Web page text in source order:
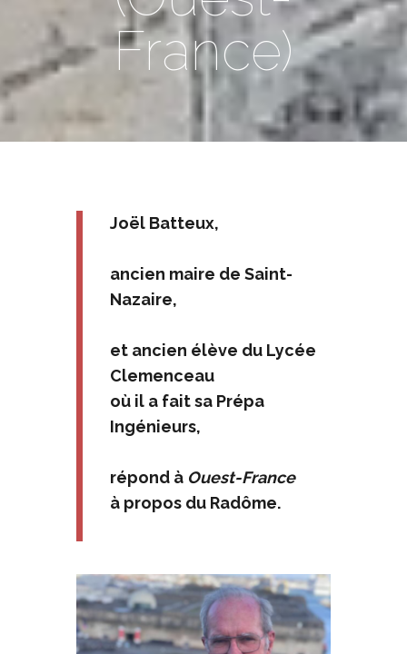
France)
Joël Batteux,
ancien maire de Saint-
Nazaire,
et ancien élève du Lycée
Clemenceau
où il a fait sa Prépa
Ingénieurs,
répond à Ouest-France
à propos du Radôme.